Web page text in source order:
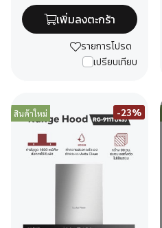
เพิ่มลงตะกร้า
รายการโปรด
เปรียบเทียบ
สินค้าใหม่ -23%